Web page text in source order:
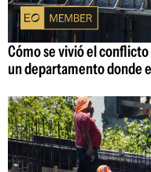
Cómo se vivió el
un departamento donde